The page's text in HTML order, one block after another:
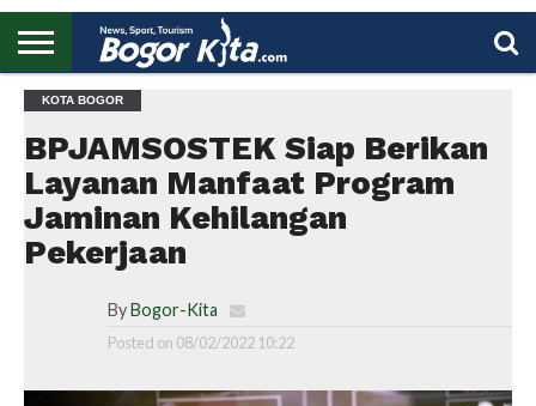
BOGOR
REGIONAL
NASIONAL
PENDIDIKAN
WISATA
OLAHRAGA
LAPORAN
PROFIL
KOTA BOGOR
BPJAMSOSTEK Siap Berikan
Layanan Manfaat Program
Jaminan Kehilangan
Pekerjaan
By Bogor-Kita
Posted on 08/02/2022 10:22